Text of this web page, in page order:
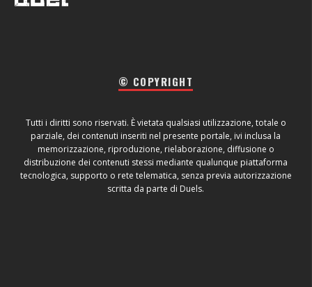
© COPYRIGHT
Tutti i diritti sono riservati. È vietata qualsiasi utilizzazione, totale o
parziale, dei contenuti inseriti nel presente portale, ivi inclusa la
memorizzazione, riproduzione, rielaborazione, diffusione o
distribuzione dei contenuti stessi mediante qualunque piattaforma
tecnologica, supporto o rete telematica, senza previa autorizzazione
scritta da parte di Duels.